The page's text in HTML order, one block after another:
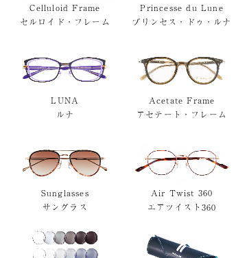
Celluloid Frame
セルロイド・フレーム
Princesse du Lune
プリンセス・ドゥ・ルナ
LUNA
ルナ
Acetate Frame
アセテート・フレーム
Sunglasses
サングラス
Air Twist 360
エアツイスト360